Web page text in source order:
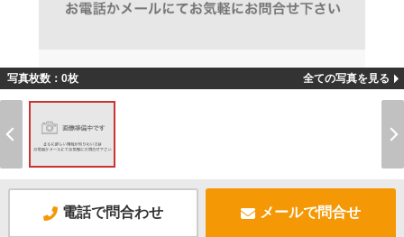
写真枚数：0枚 全ての写真を見る
電話で問合わせ メールで問合せ